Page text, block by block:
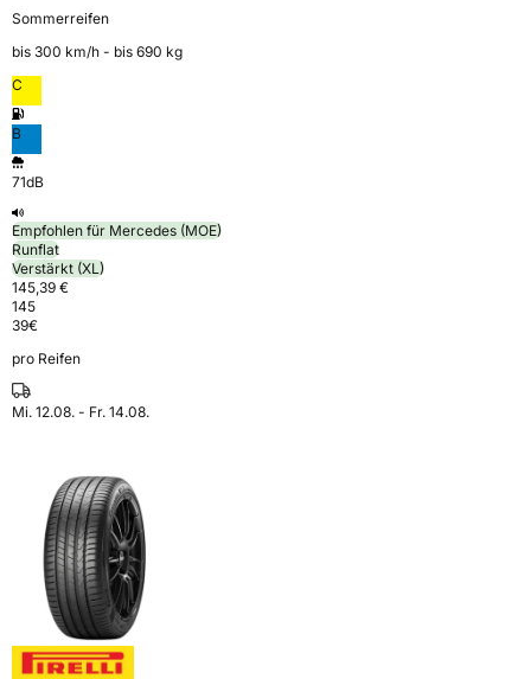
Sommerreifen
bis 300 km⁠/⁠h - bis 690 kg
C
B
71dB
Empfohlen für Mercedes (MOE)
Runflat
Verstärkt (XL)
145,39 €
145
39€
pro Reifen
Mi. 12.08. - Fr. 14.08.